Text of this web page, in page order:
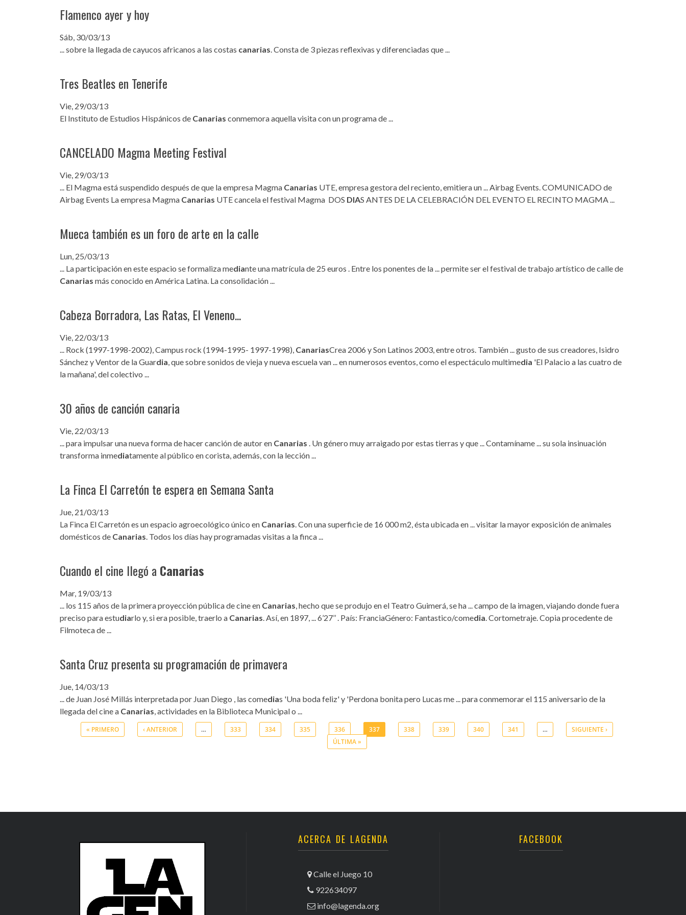
Música
Flamenco ayer y hoy
Sáb, 30/03/13
... sobre la llegada de cayucos africanos a las costas canarias. Consta de 3 piezas reflexivas y diferenciadas que ...
Tres Beatles en Tenerife
Vie, 29/03/13
El Instituto de Estudios Hispánicos de Canarias conmemora aquella visita con un programa de ...
CANCELADO Magma Meeting Festival
Vie, 29/03/13
... El Magma está suspendido después de que la empresa Magma Canarias UTE, empresa gestora del reciento, emitiera un ... Airbag Events. COMUNICADO de
Airbag Events La empresa Magma Canarias UTE cancela el festival Magma DOS DIAS ANTES DE LA CELEBRACIÓN DEL EVENTO EL RECINTO MAGMA ...
Mueca también es un foro de arte en la calle
Lun, 25/03/13
... La participación en este espacio se formaliza mediante una matrícula de 25 euros . Entre los ponentes de la ... permite ser el festival de trabajo artístico de calle de
Canarias más conocido en América Latina. La consolidación ...
Cabeza Borradora, Las Ratas, El Veneno...
Vie, 22/03/13
... Rock (1997-1998-2002), Campus rock (1994-1995- 1997-1998), CanariasCrea 2006 y Son Latinos 2003, entre otros. También ... gusto de sus creadores, Isidro
Sánchez y Ventor de la Guardia, que sobre sonidos de vieja y nueva escuela van ... en numerosos eventos, como el espectáculo multimedia 'El Palacio a las cuatro de
la mañana', del colectivo ...
30 años de canción canaria
Vie, 22/03/13
... para impulsar una nueva forma de hacer canción de autor en Canarias . Un género muy arraigado por estas tierras y que ... Contamíname ... su sola insinuación
transforma inmediatamente al público en corista, además, con la lección ...
La Finca El Carretón te espera en Semana Santa
Jue, 21/03/13
La Finca El Carretón es un espacio agroecológico único en Canarias. Con una superficie de 16 000 m2, ésta ubicada en ... visitar la mayor exposición de animales
domésticos de Canarias. Todos los días hay programadas visitas a la finca ...
Cuando el cine llegó a Canarias
Mar, 19/03/13
... los 115 años de la primera proyección pública de cine en Canarias, hecho que se produjo en el Teatro Guimerá, se ha ... campo de la imagen, viajando donde fuera
preciso para estudiarlo y, si era posible, traerlo a Canarias. Así, en 1897, ... 6’27’’ . País: FranciaGénero: Fantastico/comedia. Cortometraje. Copia procedente de
Filmoteca de ...
Santa Cruz presenta su programación de primavera
Jue, 14/03/13
... de Juan José Millás interpretada por Juan Diego , las comedias 'Una boda feliz' y 'Perdona bonita pero Lucas me ... para conmemorar el 115 aniversario de la
llegada del cine a Canarias, actividades en la Biblioteca Municipal o ...
« PRIMERO ‹ ANTERIOR … 333 334 335 336 337 338 339 340 341 …
SIGUIENTE ›
ÚLTIMA »
ACERCA DE LAGENDA
Calle el Juego 10
922634097
info@lagenda.org
FACEBOOK